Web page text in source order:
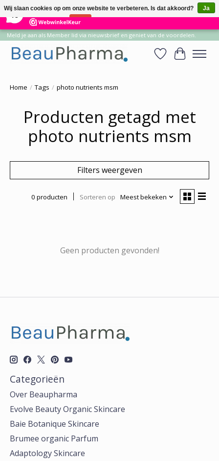
14 Reviews ×
Meld je aan als Member lid via nieuwsbrief en geniet van de voordelen.
Verlanglijst
Home / Tags / photo nutrients msm
Producten getagd met
photo nutrients msm
Filters weergeven
0 producten Sorteren op Meest bekeken
Geen producten gevonden!
Categorieën
Over Beaupharma
Evolve Beauty Organic Skincare
Baie Botanique Skincare
Brumee organic Parfum
Adaptology Skincare
Wij slaan cookies op om onze website te verbeteren. Is dat akkoord?
Ja
Nee